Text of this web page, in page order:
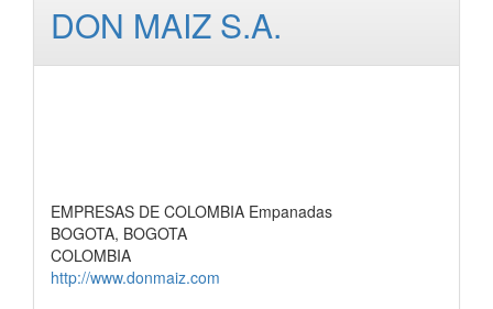
DON MAIZ S.A.
EMPRESAS DE COLOMBIA Empanadas
BOGOTA, BOGOTA
COLOMBIA
http://www.donmaiz.com